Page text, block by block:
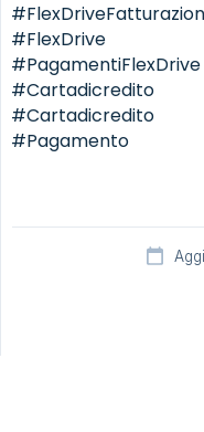
#FlexDrive
#PagamentiFlexDrive
#Cartadicredito
#Cartadicredito
#Pagamento